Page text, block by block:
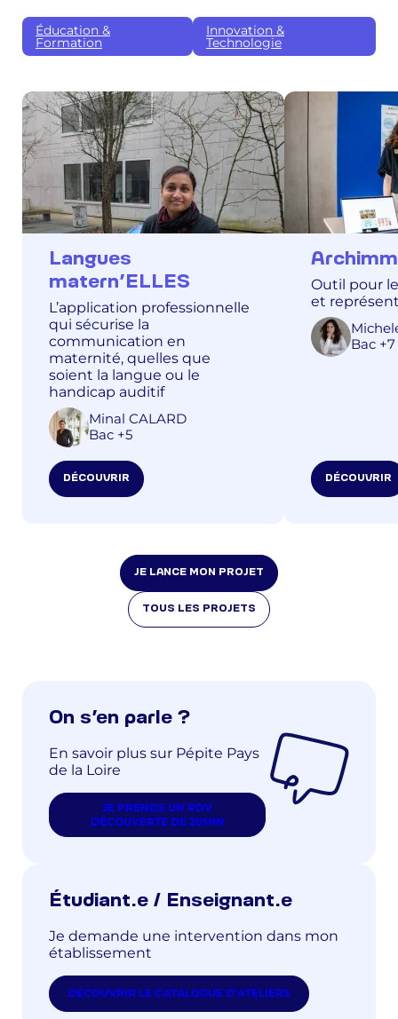
Éducation &
Formation
Innovation &
Technologie
Langues
matern’ELLES
L’application professionnelle
qui sécurise la
communication en
maternité, quelles que
soient la langue ou le
handicap auditif
Minal CALARD
Bac +5
DÉCOUVRIR
Outil pour
et
Bac +7
DÉCOUVRIR
JE LANCE MON PROJET
TOUS LES PROJETS
On s’en parle ?
En savoir plus sur Pépite Pays
de la Loire
JE PRENDS UN RDV
DÉCOUVERTE DE 20MIN
Étudiant.e / Enseignant.e
Je demande une intervention dans mon
établissement
DÉCOUVRIR LE CATALOGUE D’ATELIERS